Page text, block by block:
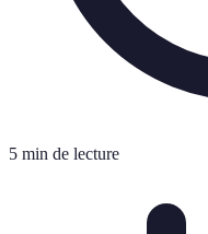
5 min de lecture